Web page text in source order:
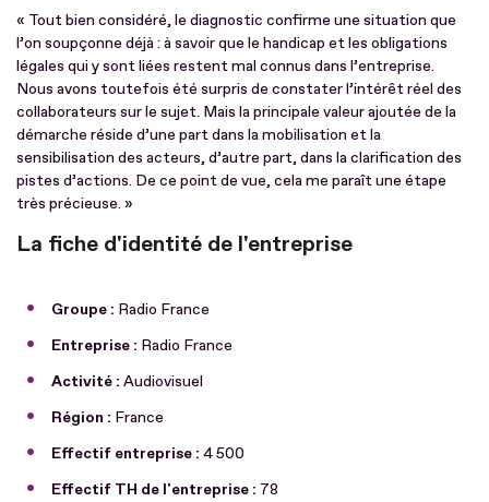
« Tout bien considéré, le diagnostic confirme une situation que
l’on soupçonne déjà : à savoir que le handicap et les obligations
légales qui y sont liées restent mal connus dans l’entreprise.
Nous avons toutefois été surpris de constater l’intérêt réel des
collaborateurs sur le sujet. Mais la principale valeur ajoutée de la
démarche réside d’une part dans la mobilisation et la
sensibilisation des acteurs, d’autre part, dans la clarification des
pistes d’actions. De ce point de vue, cela me paraît une étape
très précieuse. »
La fiche d'identité de l'entreprise
Groupe : Radio France
Entreprise : Radio France
Activité : Audiovisuel
Région : France
Effectif entreprise : 4 500
Effectif TH de l'entreprise : 78